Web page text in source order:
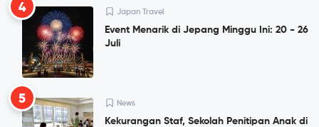
4 Japan Travel
Event Menarik di Jepang Minggu Ini: 20 - 26
Juli
5 News
Kekurangan Staf, Sekolah Penitipan Anak di